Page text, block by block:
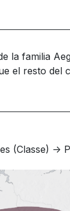
la familia
el resto del
(Classe) ->